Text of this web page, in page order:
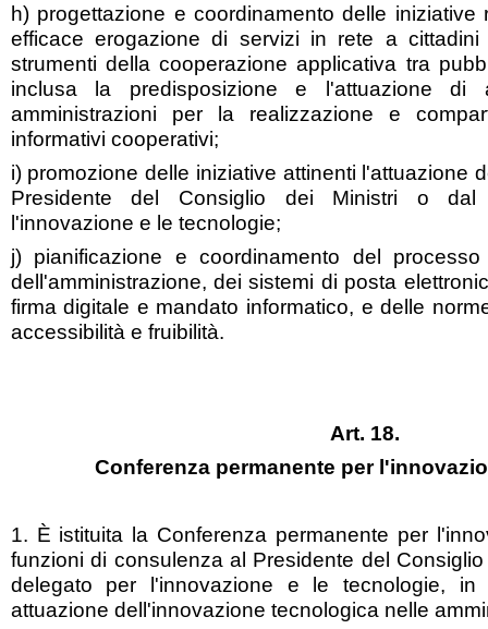
h) progettazione e coordinamento delle
efficace erogazione di servizi in rete a
strumenti della cooperazione applicativa tra
inclusa la predisposizione e l'attuazione di
amministrazioni per la realizzazione e
informativi cooperativi;
i) promozione delle iniziative attinenti l'attuazione
Presidente del Consiglio dei Ministri o dal
l'innovazione e le tecnologie;
j) pianificazione e coordinamento del
dell'amministrazione, dei sistemi di posta
firma digitale e mandato informatico, e delle
accessibilità e fruibilità.
Art. 18.
Conferenza permanente per
1. È istituita la Conferenza permanente per
funzioni di consulenza al Presidente del
delegato per l'innovazione e le tecnologie,
attuazione dell'innovazione tecnologica nelle